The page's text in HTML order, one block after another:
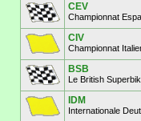
CEV
Championnat
CIV
Championnat
BSB
Le British
IDM
Internationale